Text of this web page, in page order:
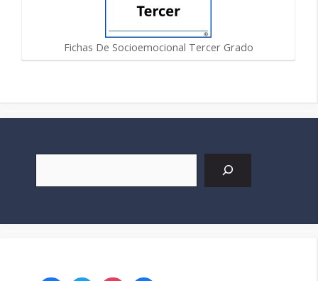
Fichas De Socioemocional Tercer Grado